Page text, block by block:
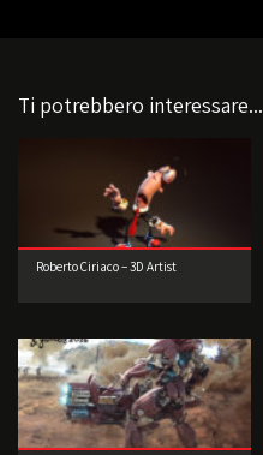
Ti potrebbero interessare...
Roberto Ciriaco – 3D Artist